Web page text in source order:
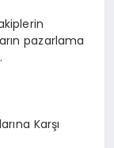
pazarlama
Karşı